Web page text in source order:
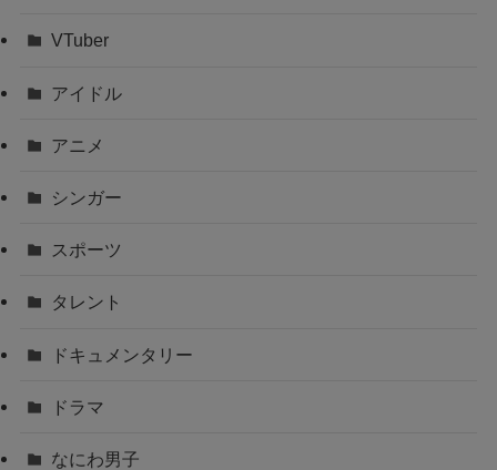
VTuber
アイドル
アニメ
シンガー
スポーツ
タレント
ドキュメンタリー
ドラマ
なにわ男子